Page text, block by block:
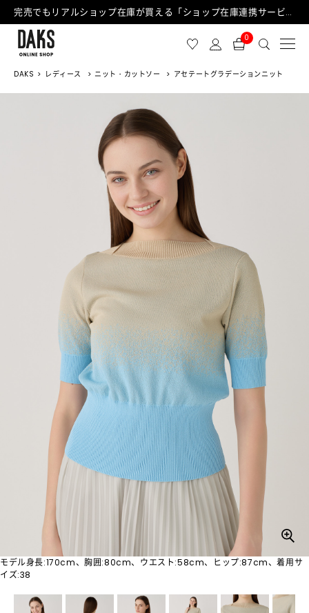
完売でもリアルショップ在庫が買える「ショップ在庫連携サービス」が日中もご利用可能になりました！
0
DAKS レディース ニット・カットソー アセテートグラデーションニット
モデル身長:170cm、胸囲:80cm、ウエスト:58cm、ヒップ:87cm、着用サ
イズ:38